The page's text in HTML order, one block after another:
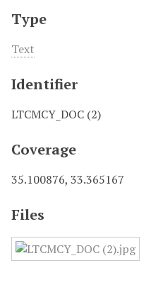
Type
Text
Identifier
LTCMCY_DOC (2)
Coverage
35.100876, 33.365167
Files